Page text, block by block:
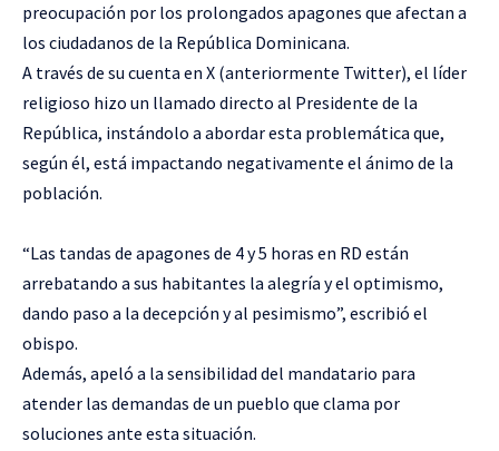
preocupación por los prolongados apagones que afectan a
los ciudadanos de la República Dominicana.
A través de su cuenta en X (anteriormente Twitter), el líder
religioso hizo un llamado directo al Presidente de la
República, instándolo a abordar esta problemática que,
según él, está impactando negativamente el ánimo de la
población.
“Las tandas de apagones de 4 y 5 horas en RD están
arrebatando a sus habitantes la alegría y el optimismo,
dando paso a la decepción y al pesimismo”, escribió el
obispo.
Además, apeló a la sensibilidad del mandatario para
atender las demandas de un pueblo que clama por
soluciones ante esta situación.